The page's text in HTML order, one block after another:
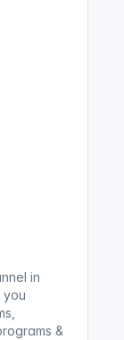
in
you
&